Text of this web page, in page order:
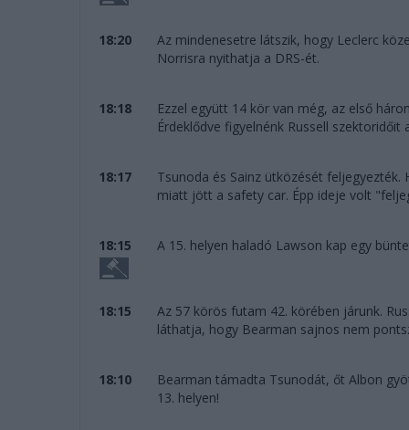
18:20
Az mindenesetre látszik, hogy Leclerc
Norrisra nyithatja a DRS-ét.
18:18
Ezzel együtt 14 kör van még, az első
Érdeklődve figyelnénk Russell
18:17
Tsunoda és Sainz ütközését
miatt jött a safety car. Épp ideje volt
18:15 A 15. helyen haladó Lawson kap egy
18:15
Az 57 körös futam 42. körében járunk.
láthatja, hogy Bearman sajnos nem
18:10
Bearman támadta Tsunodát, őt Albon
13. helyen!